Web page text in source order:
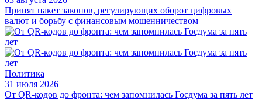
Принят пакет законов, регулирующих оборот цифровых
валют и борьбу с финансовым мошенничеством
Политика
31 июля 2026
От QR-кодов до фронта: чем запомнилась Госдума за пять лет